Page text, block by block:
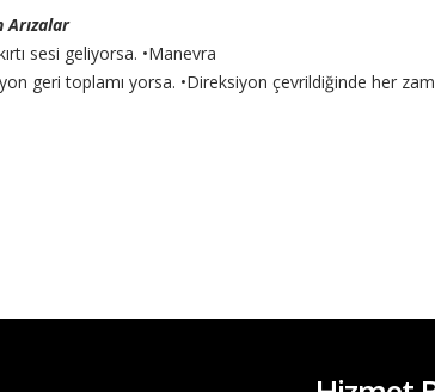
Arızalar
sesi geliyorsa. •Manevra
geri toplamı yorsa. •Direksiyon çevrildiğinde her